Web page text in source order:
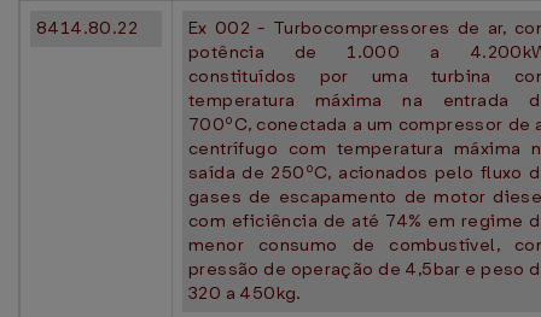
8414.80.22
Ex 002 - Turbocompressores de ar,
potência de 1.000 a
constituídos por uma turbina
temperatura máxima na entrada
700ºC, conectada a um compressor de
centrífugo com temperatura máxima
saída de 250ºC, acionados pelo fluxo
gases de escapamento de motor
com eficiência de até 74% em regime
menor consumo de combustível,
pressão de operação de 4,5bar e peso
320 a 450kg.